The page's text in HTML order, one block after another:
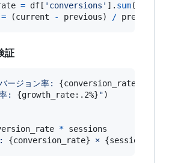
= df [ 'conversions' ]. sum()
= (current - previous) / previous
証
ージョン率: {conversion_rate
: {growth_rate:.2%}")
* sessions
{conversion_rate} × {sessions